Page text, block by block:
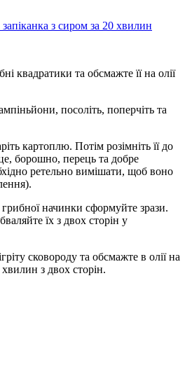
з сиром за 20 хвилин
квадратики та обсмажте її на олії
посоліть, поперчіть та
картоплю. Потім розімніть її до
борошно, перець та добре
ретельно вимішати, щоб воно
грибної начинки сформуйте зрази.
їх з двох сторін у
сковороду та обсмажте в олії на
з двох сторін.